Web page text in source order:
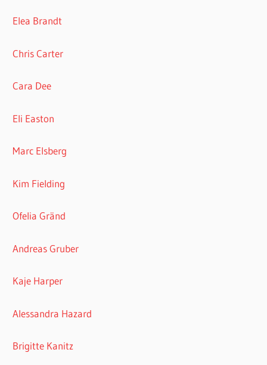
Marc Elsberg
Kim Fielding
Ofelia Gränd
Andreas Gruber
Kaje Harper
Alessandra Hazard
Brigitte Kanitz
Renae Kaye
Timo Leibig
Amy Lane
Garrett Leigh